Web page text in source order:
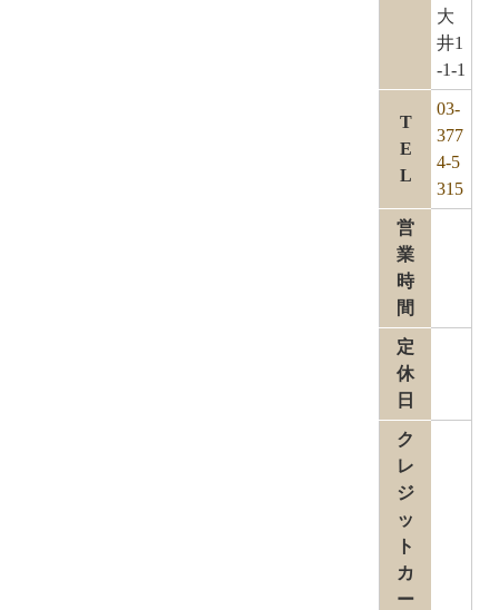
大
井1
-1-1
T
E
L
03-
377
4-5
315
営
業
時
間
定
休
日
ク
レ
ジ
ッ
ト
カ
ー